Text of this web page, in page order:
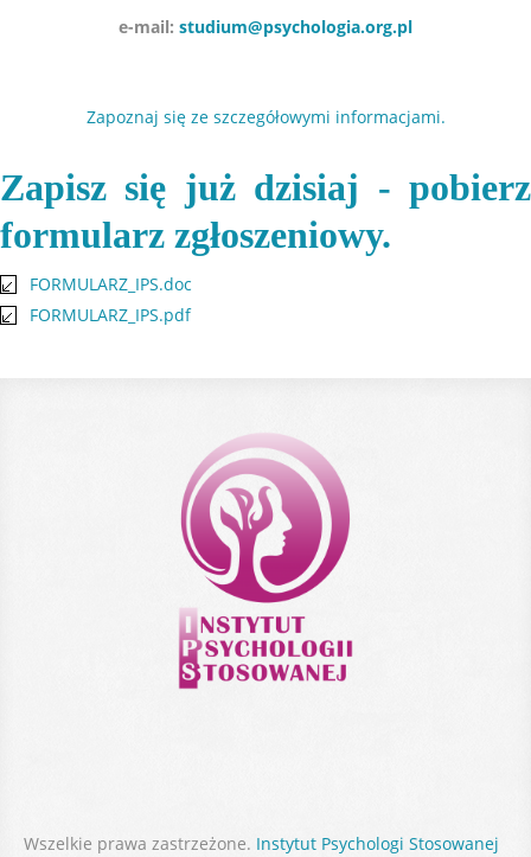
e-mail: studium@psychologia.org.pl
Zapoznaj się ze szczegółowymi informacjami.
Zapisz się już dzisiaj - pobierz
formularz zgłoszeniowy.
FORMULARZ_IPS.doc
FORMULARZ_IPS.pdf
Wszelkie prawa zastrzeżone. Instytut Psychologi Stosowanej